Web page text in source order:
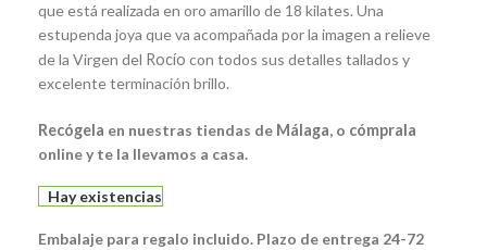
que está realizada en oro amarillo de 18 kilates. Una
estupenda joya que va acompañada por la imagen a relieve
de la Virgen del Rocío con todos sus detalles tallados y
excelente terminación brillo.
Recógela en nuestras tiendas de Málaga, o cómprala
online y te la llevamos a casa.
Hay existencias
Embalaje para regalo incluido. Plazo de entrega 24-72